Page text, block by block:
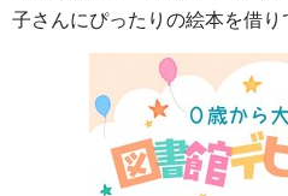
子さんにぴったりの絵本を借り